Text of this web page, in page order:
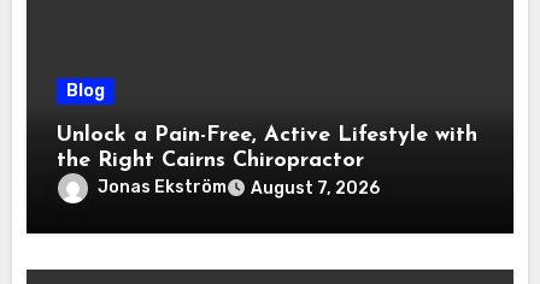
Blog
Unlock a Pain-Free, Active Lifestyle with
the Right Cairns Chiropractor
Jonas Ekström August 7, 2026